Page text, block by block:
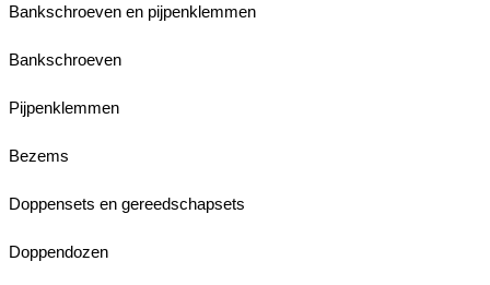
Bankschroeven en pijpenklemmen
Bankschroeven
Pijpenklemmen
Bezems
Doppensets en gereedschapsets
Doppendozen